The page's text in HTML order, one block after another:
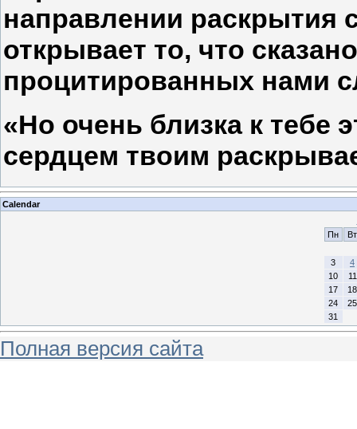
направлении раскрытия
открывает то, что
процитированных нами
«Но очень близка к тебе
сердцем твоим
Calendar
Пн
Вт
3
4
10
11
17
18
24
25
31
Полная версия сайта